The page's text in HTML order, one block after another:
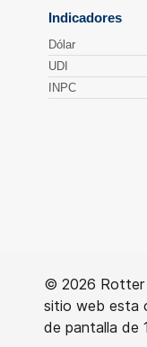
© 2026 Rotter
sitio web esta
de pantalla de